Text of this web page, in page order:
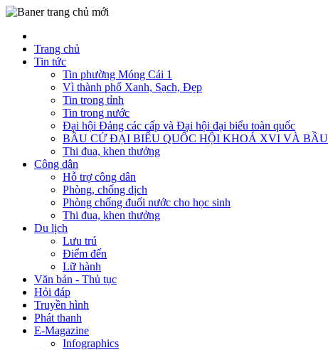
Trang chủ
Tin tức
Tin phường Móng Cái 1
Vì thành phố Xanh, Sạch, Đẹp
Tin trong tỉnh
Tin trong nước
Đại hội Đảng các cấp và Đại hội đại biểu toàn quốc
BẦU CỬ ĐẠI BIỂU QUỐC HỘI KHOÁ XVI VÀ
Thi đua, khen thưởng
Công dân
Hỗ trợ công dân
Phòng, chống dịch
Phòng chống đuối nước cho học sinh
Thi đua, khen thưởng
Du lịch
Lưu trú
Điểm đến
Lữ hành
Văn bản - Thủ tục
Hỏi đáp
Truyền hình
Phát thanh
E-Magazine
Infographics